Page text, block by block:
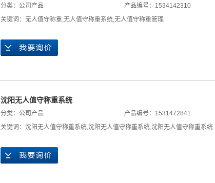
分类： 公司产品 产品编号：1534142310
关键词： 无人值守称重,无人值守称重系统,无人值守称重管理
沈阳无人值守称重系统
分类： 公司产品 产品编号：1531472841
关键词： 沈阳无人值守称重系统,沈阳无人值守称重系统,沈阳无人值守称重系统